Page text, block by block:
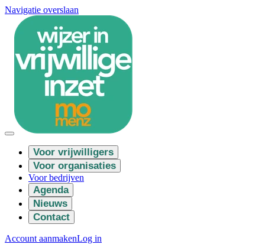
Navigatie overslaan
Voor vrijwilligers
Voor organisaties
Voor bedrijven
Agenda
Nieuws
Contact
Account aanmakenLog in